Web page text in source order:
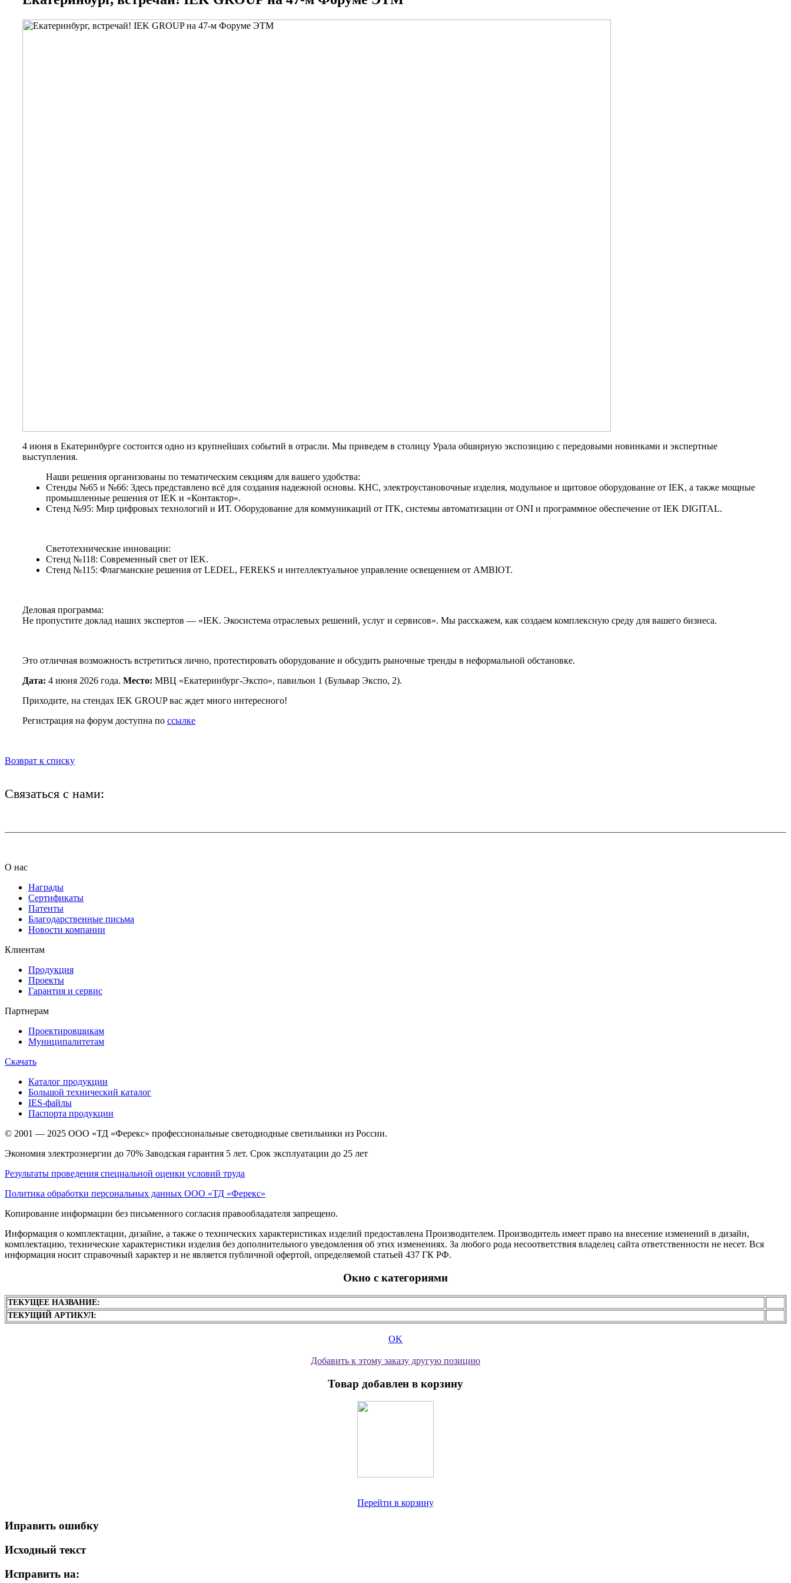
4 июня в Екатеринбурге состоится одно из крупнейших событий в отрасли. Мы приведем в столицу Урала обширную экспозицию с передовыми новинками и экспертные
выступления.
Наши решения организованы по тематическим секциям для вашего удобства:
Стенды №65 и №66: Здесь представлено всё для создания надежной основы. КНС, электроустановочные изделия, модульное и щитовое оборудование от IEK, а также мощные
промышленные решения от IEK и «Контактор».
Стенд №95: Мир цифровых технологий и ИТ. Оборудование для коммуникаций от ITK, системы автоматизации от ONI и программное обеспечение от IEK DIGITAL.
Светотехнические инновации:
Стенд №118: Современный свет от IEK.
Стенд №115: Флагманские решения от LEDEL, FEREKS и интеллектуальное управление освещением от AMBIOT.
Деловая программа:
Не пропустите доклад наших экспертов — «IEK. Экосистема отраслевых решений, услуг и сервисов». Мы расскажем, как создаем комплексную среду для вашего бизнеса.
Это отличная возможность встретиться лично, протестировать оборудование и обсудить рыночные тренды в неформальной обстановке.
Дата: 4 июня 2026 года. Место: МВЦ «Екатеринбург-Экспо», павильон 1 (Бульвар Экспо, 2).
Приходите, на стендах IEK GROUP вас ждет много интересного!
Регистрация на форум доступна по ссылке
Возврат к списку
Связаться с нами:
О нас
Награды
Сертификаты
Патенты
Благодарственные письма
Новости компании
Клиентам
Продукция
Проекты
Гарантия и сервис
Партнерам
Проектировщикам
Муниципалитетам
Скачать
Каталог продукции
Большой технический каталог
IES-файлы
Паспорта продукции
© 2001 — 2025 ООО «ТД «Ферекс» профессиональные светодиодные светильники из России.
Экономия электроэнергии до 70% Заводская гарантия 5 лет. Срок эксплуатации до 25 лет
Результаты проведения специальной оценки условий труда
Политика обработки персональных данных ООО «ТД «Ферекс»
Копирование информации без письменного согласия правообладателя запрещено.
Информация о комплектации, дизайне, а также о технических характеристиках изделий предоставлена Производителем. Производитель имеет право на внесение изменений в дизайн,
комплектацию, технические характеристики изделия без дополнительного уведомления об этих изменениях. За любого рода несоответствия владелец сайта ответственности не несет. Вся
информация носит справочный характер и не является публичной офертой, определяемой статьей 437 ГК РФ.
Окно с категориями
ТЕКУЩЕЕ НАЗВАНИЕ:
ТЕКУЩИЙ АРТИКУЛ:
OK
Добавить к этому заказу другую позицию
Товар добавлен в корзину
Перейти в корзину
Иправить ошибку
Исходный текст
Исправить на: